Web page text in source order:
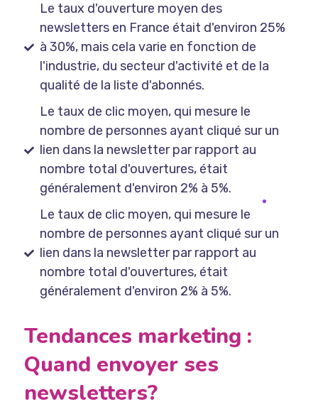
Le taux d'ouverture moyen des
newsletters en France était d'environ 25%
à 30%, mais cela varie en fonction de
l'industrie, du secteur d'activité et de la
qualité de la liste d'abonnés.
Le taux de clic moyen, qui mesure le
nombre de personnes ayant cliqué sur un
lien dans la newsletter par rapport au
nombre total d'ouvertures, était
généralement d'environ 2% à 5%.
Le taux de clic moyen, qui mesure le
nombre de personnes ayant cliqué sur un
lien dans la newsletter par rapport au
nombre total d'ouvertures, était
généralement d'environ 2% à 5%.
Tendances marketing :
Quand envoyer ses
newsletters?